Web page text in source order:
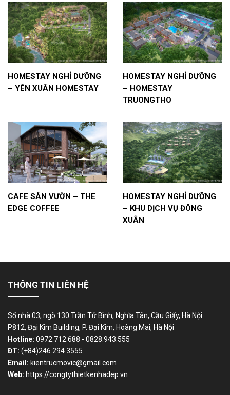
HOMESTAY NGHỈ DƯỠNG
– YÊN XUÂN HOMESTAY
HOMESTAY NGHỈ DƯỠNG
– HOMESTAY
TRUONGTHO
CAFE SÂN VƯỜN – THE
EDGE COFFEE
HOMESTAY NGHỈ DƯỠNG
– KHU DỊCH VỤ ĐÔNG
XUÂN
THÔNG TIN LIÊN HỆ
Số nhà 03, ngõ 130 Trần Tử Bình, Nghĩa Tân, Cầu Giấy, Hà Nội
P812, Đại Kim Building, P. Đại Kim, Hoàng Mai, Hà Nội
Hotline: 0972.712.688 - 0828.943.555
ĐT: (+84)246.294.3555
Email: kientrucmovic@gmail.com
Web: https://congtythietkenhadep.vn